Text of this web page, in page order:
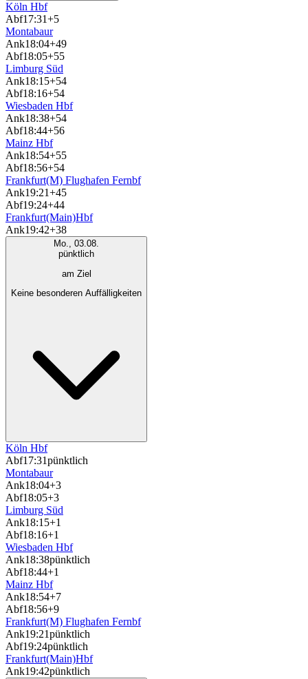
Köln Hbf
Abf17:31+5
Montabaur
Ank18:04+49
Abf18:05+55
Limburg Süd
Ank18:15+54
Abf18:16+54
Wiesbaden Hbf
Ank18:38+54
Abf18:44+56
Mainz Hbf
Ank18:54+55
Abf18:56+54
Frankfurt(M) Flughafen Fernbf
Ank19:21+45
Abf19:24+44
Frankfurt(Main)Hbf
Ank19:42+38
Mo., 03.08.
pünktlich
am Ziel
Keine besonderen Auffälligkeiten
Köln Hbf
Abf17:31pünktlich
Montabaur
Ank18:04+3
Abf18:05+3
Limburg Süd
Ank18:15+1
Abf18:16+1
Wiesbaden Hbf
Ank18:38pünktlich
Abf18:44+1
Mainz Hbf
Ank18:54+7
Abf18:56+9
Frankfurt(M) Flughafen Fernbf
Ank19:21pünktlich
Abf19:24pünktlich
Frankfurt(Main)Hbf
Ank19:42pünktlich